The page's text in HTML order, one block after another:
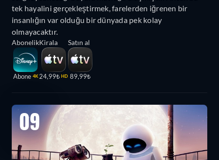
tek hayalini gerçekleştirmek, farelerden iğrenen bir
insanlığın var olduğu bir dünyada pek kolay
olmayacaktır.
Abonelik
Abone 4K
Kirala
24,99₺ HD
Satın al
89,99₺
09